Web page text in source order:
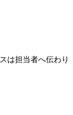
は担当者へ伝わり